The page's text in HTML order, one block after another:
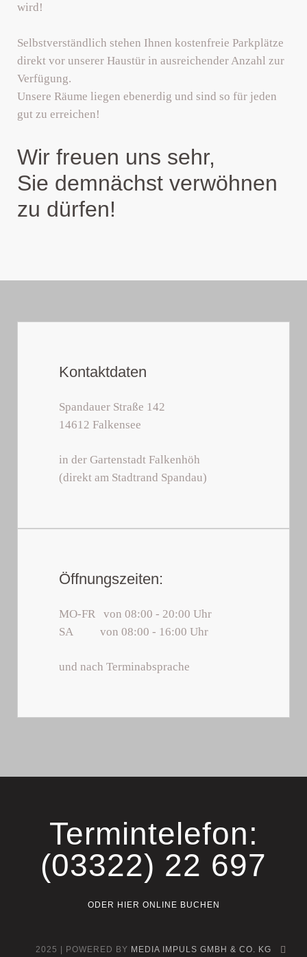
wird!
Selbstverständlich stehen Ihnen kostenfreie Parkplätze
direkt vor unserer Haustür in ausreichender Anzahl zur
Verfügung.
Unsere Räume liegen ebenerdig und sind so für jeden
gut zu erreichen!
Wir freuen uns sehr,
Sie demnächst verwöhnen
zu dürfen!
Kontaktdaten
Spandauer Straße 142
14612 Falkensee
in der Gartenstadt Falkenhöh
(direkt am Stadtrand Spandau)
Öffnungszeiten:
MO-FR von 08:00 - 20:00 Uhr
SA von 08:00 - 16:00 Uhr
und nach Terminabsprache
Termintelefon:
(03322) 22 697
ODER HIER ONLINE BUCHEN
2025 | POWERED BY MEDIA IMPULS GMBH & CO. KG